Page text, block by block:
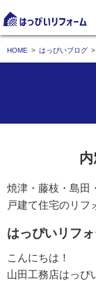
HOME はっぴいブログ
焼津・藤枝・島田
戸建て住宅のリフ
はっぴいリフ
こんにちは！
山田工務店はっぴ